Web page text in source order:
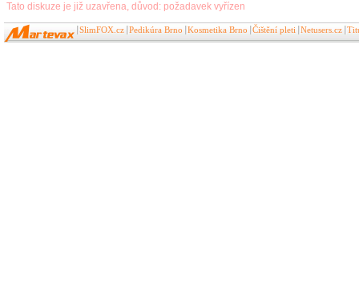
Tato diskuze je již uzavřena, důvod: požadavek vyřízen
SlimFOX.cz Pedikúra Brno Kosmetika Brno Čištění pleti Netusers.cz